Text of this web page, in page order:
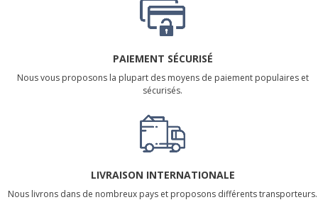
PAIEMENT SÉCURISÉ
Nous vous proposons la plupart des moyens de paiement populaires et
sécurisés.
LIVRAISON INTERNATIONALE
Nous livrons dans de nombreux pays et proposons différents transporteurs.